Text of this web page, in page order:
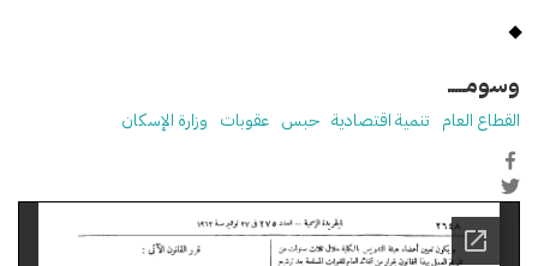
وسومـــــ
القطاع العام تنمية اقتصادية حبس عقوبات وزارة الإسكان